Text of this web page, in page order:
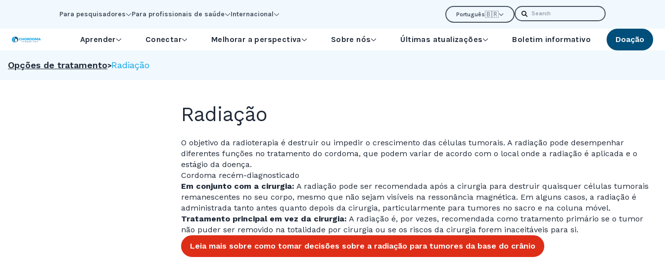
Para pesquisadores Para profissionais de saúde Internacional Português🇧🇷 Search
Aprender Conectar Melhorar a perspectiva Sobre nós Últimas atualizações Boletim informativo Doação
Opções de tratamento Radiação
Radiação
O objetivo da radioterapia é destruir ou impedir o crescimento das células tumorais. A radiação pode desempenhar
diferentes funções no tratamento do cordoma, que podem variar de acordo com o local onde a radiação é aplicada e o
estágio da doença.
Cordoma recém-diagnosticado
Em conjunto com a cirurgia: A radiação pode ser recomendada após a cirurgia para destruir quaisquer células tumorais
remanescentes no seu corpo, mesmo que não sejam visíveis na ressonância magnética. Em alguns casos, a radiação é
administrada tanto antes quanto depois da cirurgia, particularmente para tumores no sacro e na coluna móvel.
Tratamento principal em vez da cirurgia: A radiação é, por vezes, recomendada como tratamento primário se o tumor
não puder ser removido na totalidade por cirurgia ou se os riscos da cirurgia forem inaceitáveis para si.
Leia mais sobre como tomar decisões sobre a radiação para tumores da base do crânio